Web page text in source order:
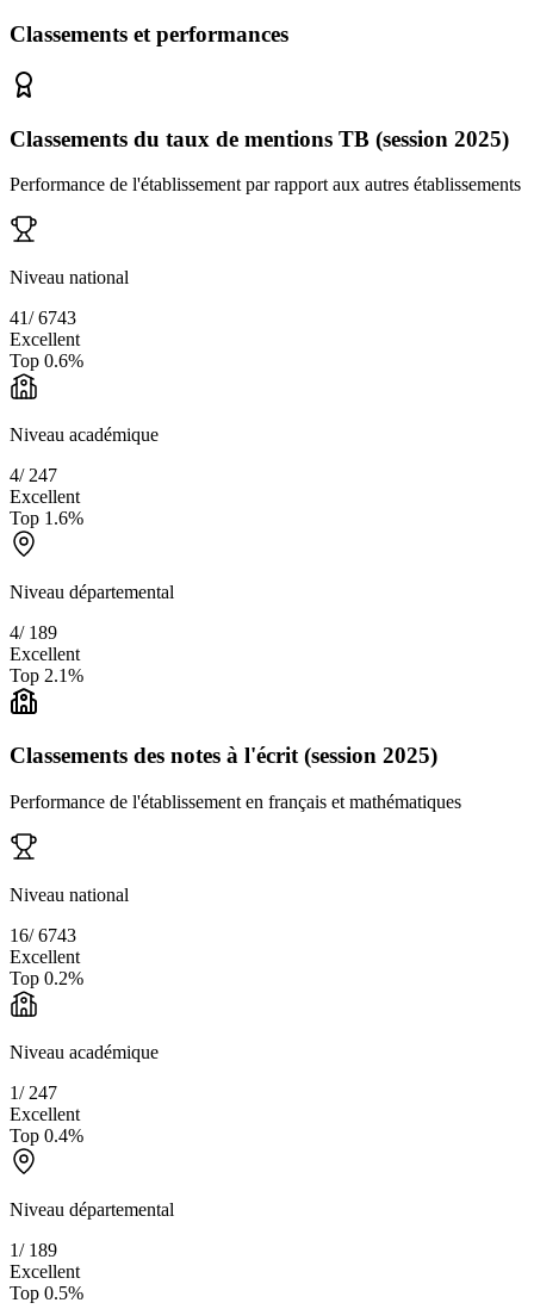
Classements et performances
Classements du taux de mentions TB (session 2025)
Performance de l'établissement par rapport aux autres établissements
Niveau national
41/6743
Excellent
Top 0.6%
Niveau académique
4/ 247
Excellent
Top 1.6%
Niveau départemental
4/ 189
Excellent
Top 2.1%
Classements des notes à l'écrit (session 2025)
Performance de l'établissement en français et mathématiques
Niveau national
16/6743
Excellent
Top 0.2%
Niveau académique
1/ 247
Excellent
Top 0.4%
Niveau départemental
1/ 189
Excellent
Top 0.5%